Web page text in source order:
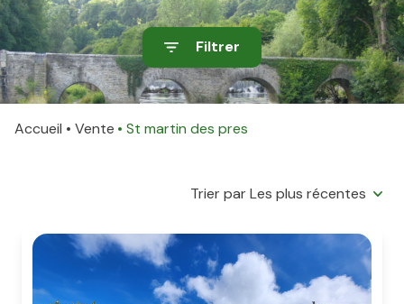
accueil
acheter
faire
estimer
services
notre
Filtrer
Accueil Vente St martin des pres
Trier par Les plus récentes